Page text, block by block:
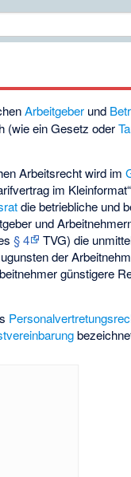
Arbeitgeber und
(wie ein Gesetz oder
Arbeitsrecht wird im
im
die betriebliche und
und
§ 4
TVG) die
der
günstigere